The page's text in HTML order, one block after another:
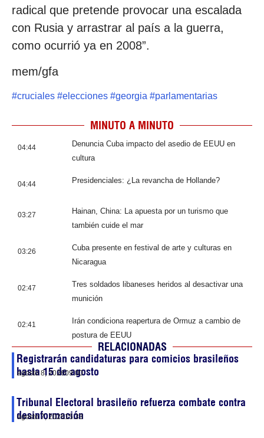
radical que pretende provocar una escalada
con Rusia y arrastrar al país a la guerra,
como ocurrió ya en 2008”.
mem/gfa
#cruciales #elecciones #georgia #parlamentarias
MINUTO A MINUTO
04:44
Denuncia Cuba impacto del asedio de EEUU en
cultura
04:44 Presidenciales: ¿La revancha de Hollande?
03:27
Hainan, China: La apuesta por un turismo que
también cuide el mar
03:26
Cuba presente en festival de arte y culturas en
Nicaragua
02:47
Tres soldados libaneses heridos al desactivar una
munición
02:41
Irán condiciona reapertura de Ormuz a cambio de
postura de EEUU
RELACIONADAS
Registrarán candidaturas para comicios brasileños
hasta 15 de agosto
agosto 8, 202609:00
Tribunal Electoral brasileño refuerza combate contra
desinformación
agosto 7, 202615:33